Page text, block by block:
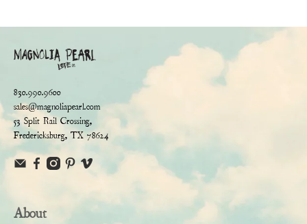
830.990.9600
sales@magnoliapearl.com
53 Split Rail Crossing,
Fredericksburg, TX 78624
About